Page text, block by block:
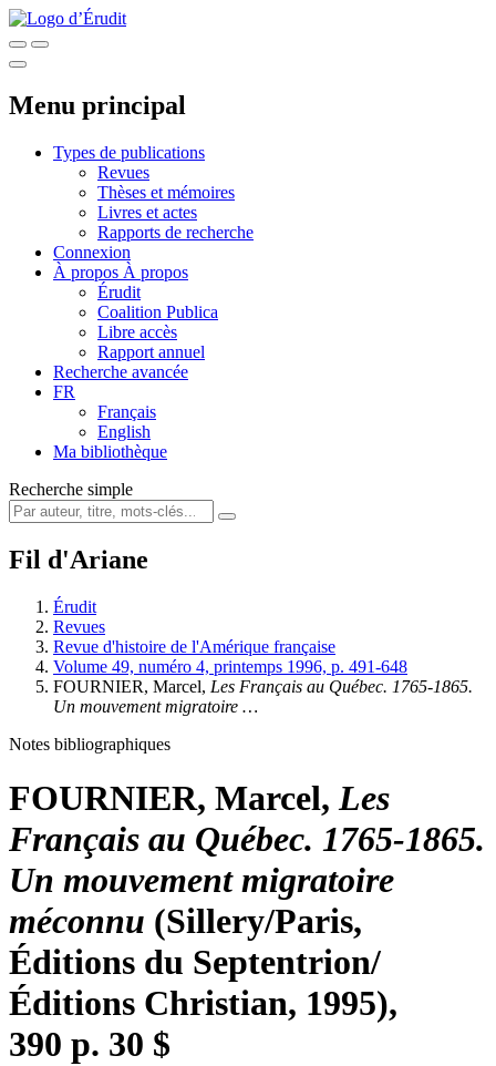
Menu principal
Types de publications
Revues
Thèses et mémoires
Livres et actes
Rapports de recherche
Connexion
À propos À propos
Érudit
Coalition Publica
Libre accès
Rapport annuel
Recherche avancée
FR
Français
English
Ma bibliothèque
Recherche simple
Fil d'Ariane
Érudit
Revues
Revue d'histoire de l'Amérique française
Volume 49, numéro 4, printemps 1996, p. 491-648
FOURNIER, Marcel, Les Français au Québec. 1765-1865.
Un mouvement migratoire …
Notes bibliographiques
FOURNIER, Marcel, Les
Français au Québec. 1765-1865.
Un mouvement migratoire
méconnu (Sillery/Paris,
Éditions du Septentrion/
Éditions Christian, 1995),
390 p. 30 $